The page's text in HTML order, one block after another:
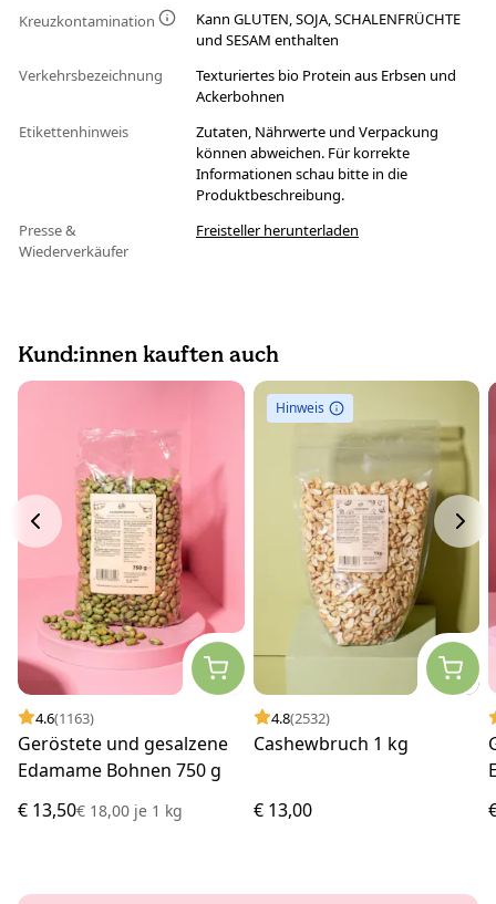
Kreuzkontamination
Kann GLUTEN, SOJA, SCHALENFRÜCHTE
und SESAM enthalten
Verkehrsbezeichnung
Texturiertes bio Protein aus Erbsen und
Ackerbohnen
Etikettenhinweis
Zutaten, Nährwerte und Verpackung
können abweichen. Für korrekte
Informationen schau bitte in die
Produktbeschreibung.
Presse &
Wiederverkäufer
Freisteller herunterladen
Kund:innen kauften auch
4.6(1163)
Geröstete und gesalzene
Edamame Bohnen 750 g
€ 13,50€ 18,00 je 1 kg
Hinweis
4.8(2532)
Cashewbruch 1 kg
€ 13,00